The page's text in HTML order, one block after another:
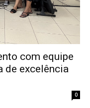
com equipe
de excelência
0